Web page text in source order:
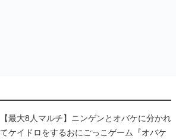
【最大8人マルチ】ニンゲンとオバケに分かれ
てケイドロをするおにごっこゲーム『オバケ